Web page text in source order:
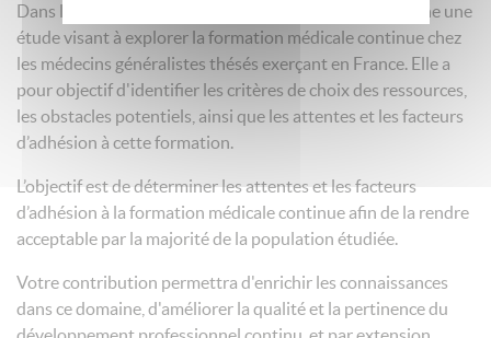
Dans le cadre de ma thèse en médecine générale, je mène une
étude visant à explorer la formation médicale continue chez
les médecins généralistes thésés exerçant en France. Elle a
pour objectif d'identifier les critères de choix des ressources,
les obstacles potentiels, ainsi que les attentes et les facteurs
d’adhésion à cette formation.
L’objectif est de déterminer les attentes et les facteurs
d’adhésion à la formation médicale continue afin de la rendre
acceptable par la majorité de la population étudiée.
Votre contribution permettra d'enrichir les connaissances
dans ce domaine, d'améliorer la qualité et la pertinence du